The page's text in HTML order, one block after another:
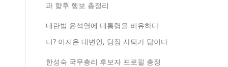
과 향후 행보 총정리
내란범 윤석열에 대통령을 비유하다
니? 이지은 대변인, 당장 사퇴가 답이다
한성숙 국무총리 후보자 프로필 총정